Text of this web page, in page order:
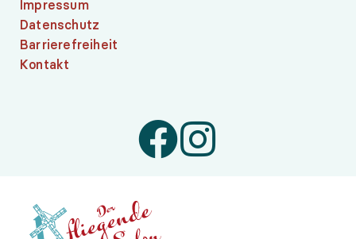
Impressum
Datenschutz
Barrierefreiheit
Kontakt